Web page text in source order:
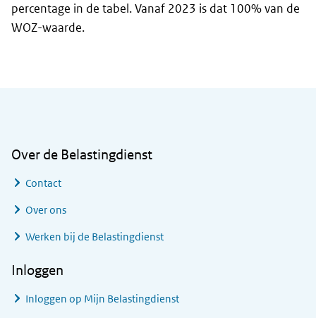
percentage in de tabel. Vanaf 2023 is dat 100% van de
WOZ-waarde.
Over de Belastingdienst
Contact
Over ons
Werken bij de Belastingdienst
Inloggen
Inloggen op Mijn Belastingdienst